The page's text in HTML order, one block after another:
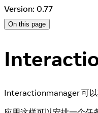
Version: 0.77
On this page
Interactionmanager 可以